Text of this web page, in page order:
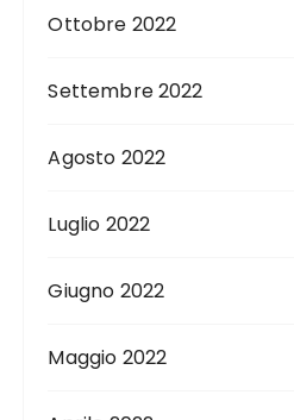
Ottobre 2022
Settembre 2022
Agosto 2022
Luglio 2022
Giugno 2022
Maggio 2022